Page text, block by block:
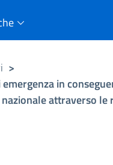
>
in
attraverso